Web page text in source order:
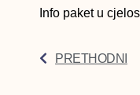
Info paket u
PRETHODNI